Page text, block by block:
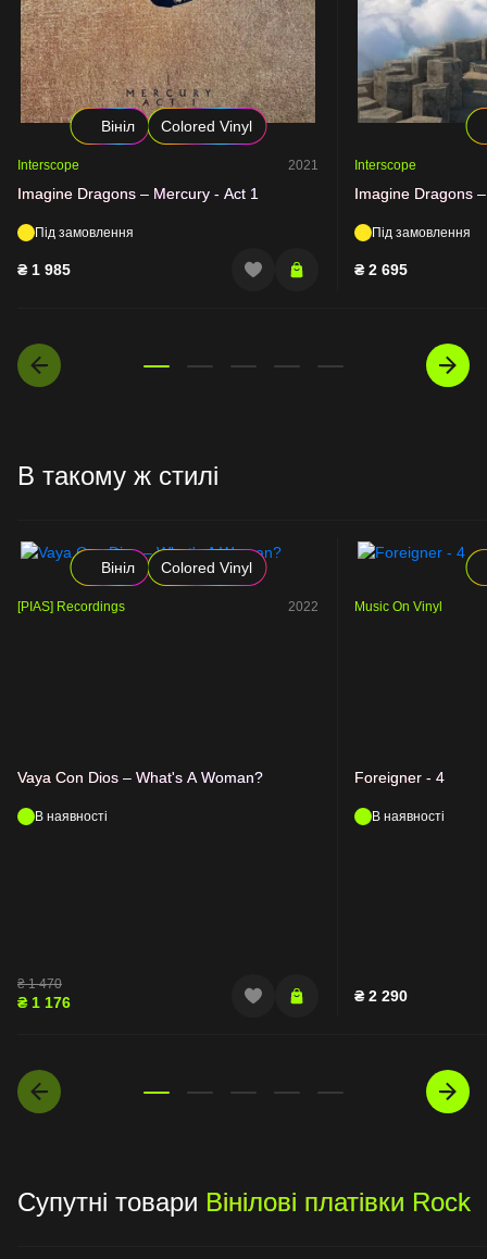
Вініл Colored Vinyl
Interscope 2021
Imagine Dragons – Mercury - Act 1
Під замовлення
₴ 1 985
Interscope
Imagine Dragons
Під замовлення
₴ 2 695
В такому ж стилі
Вініл Colored Vinyl
[PIAS] Recordings 2022
Vaya Con Dios – What's A Woman?
В наявності
₴1 470
₴ 1 176
Music On Vinyl
Foreigner - 4
В наявності
₴ 2 290
Супутні товари Вінілові платівки Rock